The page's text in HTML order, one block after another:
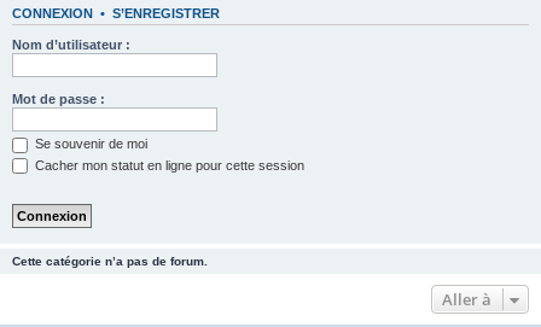
e
CONNEXION • S’ENREGISTRER
Nom d’utilisateur :
Mot de passe :
Se souvenir de moi
Cacher mon statut en ligne pour cette session
Cette catégorie n’a pas de forum.
Aller à